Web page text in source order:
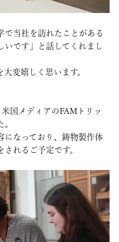
で当社を訪れたことがある
いです」と話してくれまし
変嬉しく思います。
国メディアのFAMトリッ
になっており、鋳物製作体
れるご予定です。